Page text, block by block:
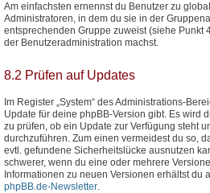
Am einfachsten ernennst du Benutzer zu
Administratoren, in dem du sie in der
entsprechenden Gruppe zuweist (siehe Punkt
der Benutzeradministration machst.
8.2 Prüfen auf Updates
Im Register „System“ des Administrations-
Update für deine phpBB-Version gibt. Es wird
zu prüfen, ob ein Update zur Verfügung steht
durchzuführen. Zum einen vermeidest du so,
evtl. gefundene Sicherheitslücke ausnutzen
schwerer, wenn du eine oder mehrere
Informationen zu neuen Versionen erhältst du
phpBB.de-Newsletter.